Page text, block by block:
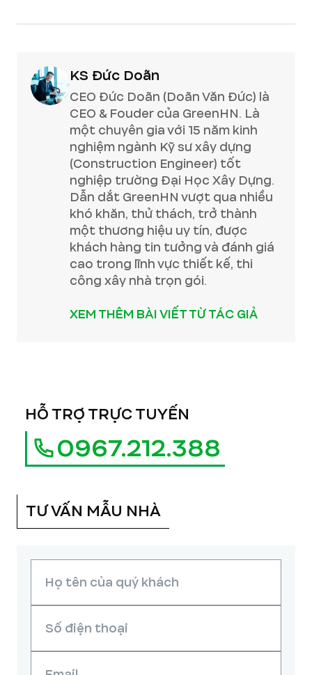
KS Đức Doãn
CEO Đức Doãn (Doãn Văn Đức) là
CEO & Fouder của GreenHN. Là
một chuyên gia với 15 năm kinh
nghiệm ngành Kỹ sư xây dựng
(Construction Engineer) tốt
nghiệp trường Đại Học Xây Dựng.
Dẫn dắt GreenHN vượt qua nhiều
khó khăn, thử thách, trở thành
một thương hiệu uy tín, được
khách hàng tin tưởng và đánh giá
cao trong lĩnh vực thiết kế, thi
công xây nhà trọn gói.
XEM THÊM BÀI VIẾT TỪ TÁC GIẢ
HỖ TRỢ TRỰC TUYẾN
0967.212.388
TƯ VẤN MẪU NHÀ